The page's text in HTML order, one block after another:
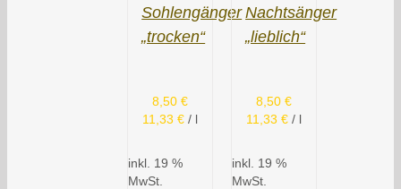
Sohlengänger
„trocken“
8,50€
11,33€ / l
inkl. 19 %
MwSt.
Nachtsänger
„lieblich“
8,50€
11,33€ / l
inkl. 19 %
MwSt.